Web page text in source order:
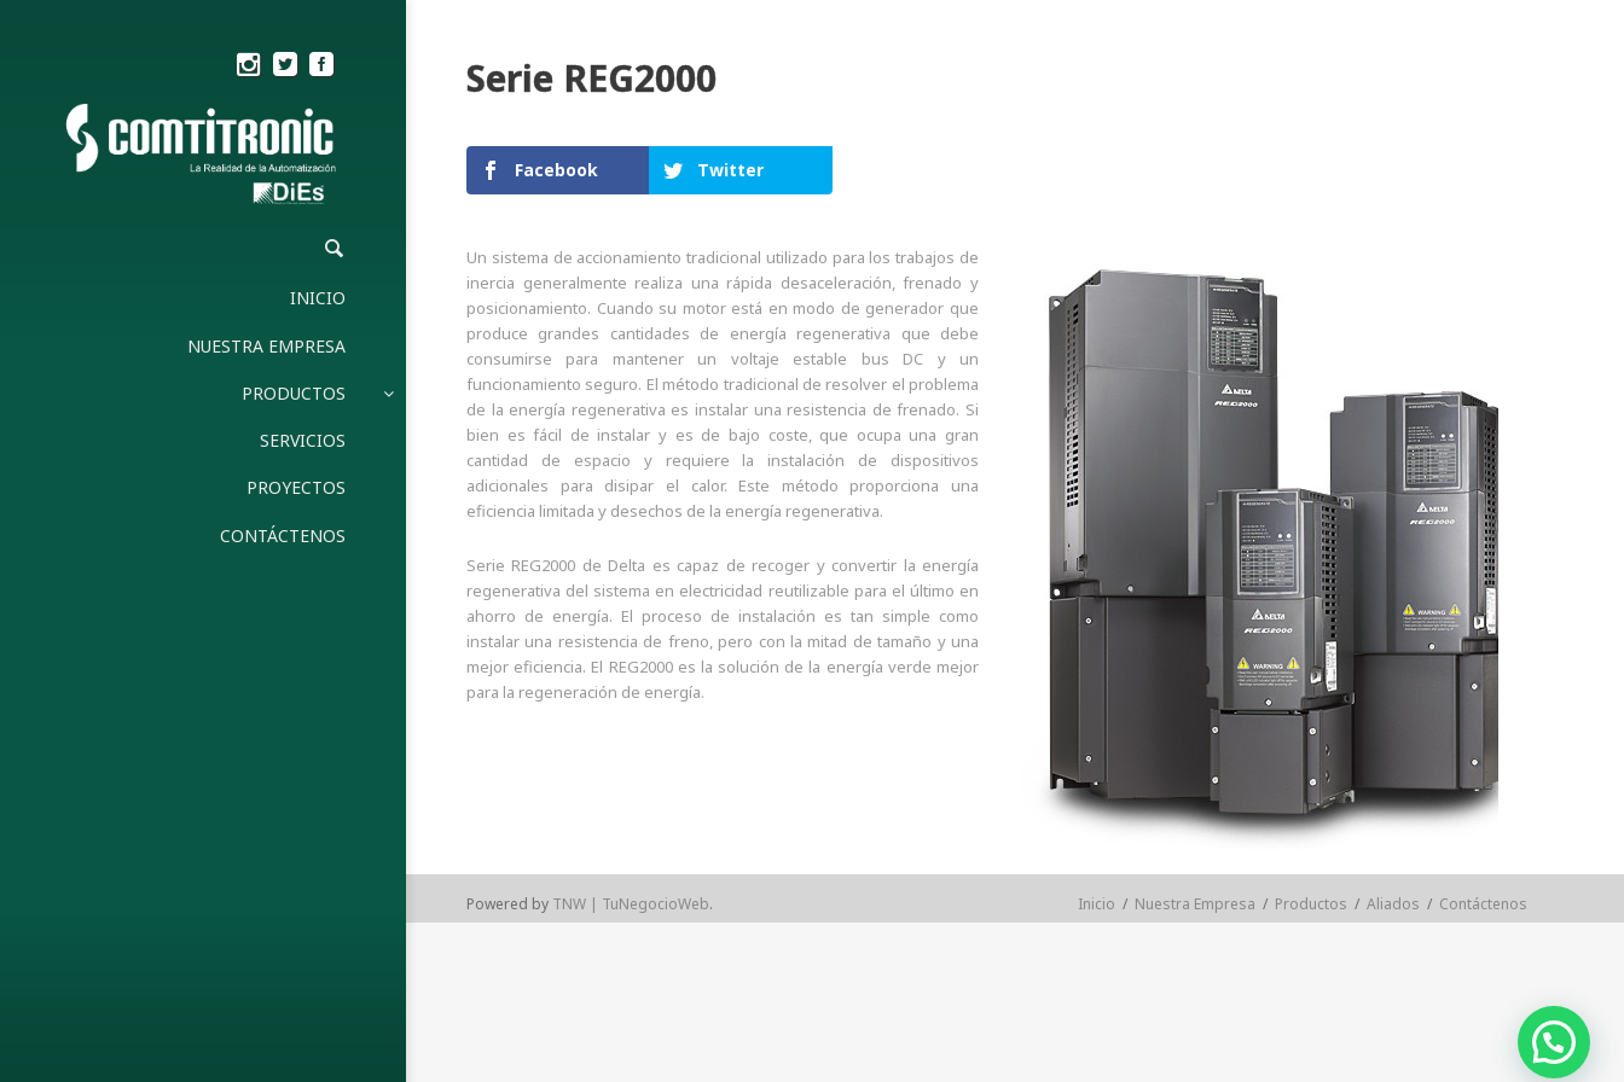
INICIO
NUESTRA EMPRESA
PRODUCTOS
SERVICIOS
PROYECTOS
CONTÁCTENOS
Serie REG2000
Facebook Twitter
Un sistema de accionamiento tradicional utilizado para los trabajos de
inercia generalmente realiza una rápida desaceleración, frenado y
posicionamiento. Cuando su motor está en modo de generador que
produce grandes cantidades de energía regenerativa que debe
consumirse para mantener un voltaje estable bus DC y un
funcionamiento seguro. El método tradicional de resolver el problema
de la energía regenerativa es instalar una resistencia de frenado. Si
bien es fácil de instalar y es de bajo coste, que ocupa una gran
cantidad de espacio y requiere la instalación de dispositivos
adicionales para disipar el calor. Este método proporciona una
eficiencia limitada y desechos de la energía regenerativa.
Serie REG2000 de Delta es capaz de recoger y convertir la energía
regenerativa del sistema en electricidad reutilizable para el último en
ahorro de energía. El proceso de instalación es tan simple como
instalar una resistencia de freno, pero con la mitad de tamaño y una
mejor eficiencia. El REG2000 es la solución de la energía verde mejor
para la regeneración de energía.
Powered by TNW | TuNegocioWeb. Inicio / Nuestra Empresa / Productos / Aliados / Contáctenos